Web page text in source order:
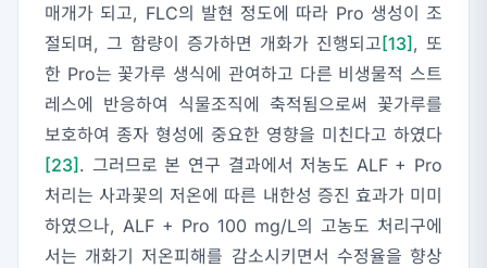
매개가 되고, FLC의 발현 정도에 따라 Pro 생성이 조
절되며, 그 함량이 증가하면 개화가 진행되고[13], 또
한 Pro는 꽃가루 생식에 관여하고 다른 비생물적 스트
레스에 반응하여 식물조직에 축적됨으로써 꽃가루를
보호하여 종자 형성에 중요한 영향을 미친다고 하였다
[23]. 그러므로 본 연구 결과에서 저농도 ALF + Pro
처리는 사과꽃의 저온에 따른 내한성 증진 효과가 미미
하였으나, ALF + Pro 100 mg/L의 고농도 처리구에
서는 개화기 저온피해를 감소시키면서 수정율을 향상